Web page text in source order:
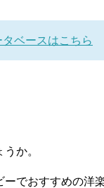
ベースはこちら
か。
ーでおすすめの洋